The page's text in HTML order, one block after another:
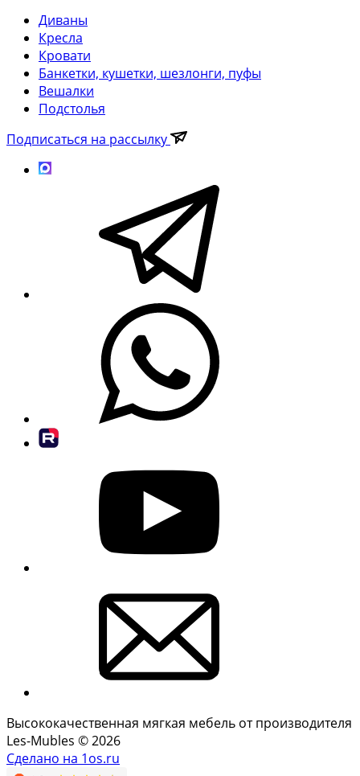
Диваны
Кресла
Кровати
Банкетки, кушетки, шезлонги, пуфы
Вешалки
Подстолья
Подписаться на рассылку
Высококачественная мягкая мебель от производителя
Les-Mubles © 2026
Сделано на 1os.ru